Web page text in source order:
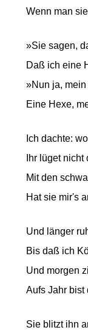
Wenn man
»Sie sagen,
Daß ich eine
»Nun ja,
Eine Hexe,
Ich dachte:
Ihr lüget nicht
Mit den
Hat sie mir's
Und länger
Bis daß ich
Und morgen
Aufs Jahr bist
Sie blitzt ihn